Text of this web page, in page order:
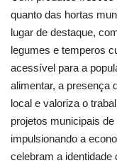
quanto das hortas
lugar de destaque,
legumes e temperos
acessível para a
alimentar, a presença
local e valoriza o
projetos municipais
impulsionando a
celebram a identidade